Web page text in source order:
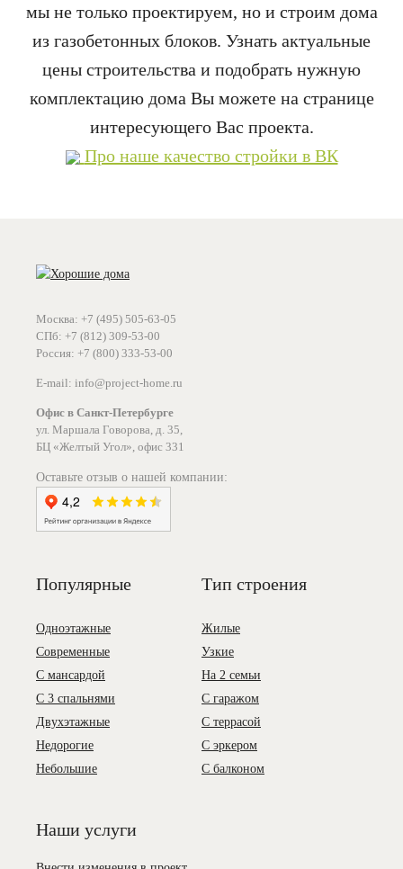
мы не только проектируем, но и строим дома
из газобетонных блоков. Узнать актуальные
цены строительства и подобрать нужную
комплектацию дома Вы можете на странице
интересующего Вас проекта.
Про наше качество стройки в ВК
Москва: +7 (495) 505-63-05
СПб: +7 (812) 309-53-00
Россия: +7 (800) 333-53-00
E-mail: info@project-home.ru
Офис в Санкт-Петербурге
ул. Маршала Говорова, д. 35,
БЦ «Желтый Угол», офис 331
Оставьте отзыв о нашей компании:
Популярные Тип строения
Одноэтажные
Современные
С мансардой
С 3 спальнями
Двухэтажные
Недорогие
Небольшие
Жилые
Узкие
На 2 семьи
С гаражом
С террасой
С эркером
С балконом
Наши услуги